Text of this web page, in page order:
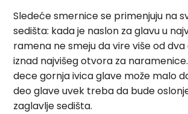
Sledeće smernice se primenjuju na
sedišta: kada je naslon za glavu u
ramena ne smeju da vire više od
iznad najvišeg otvora za
dece gornja ivica glave može malo
deo glave uvek treba da bude
zaglavlje sedišta.